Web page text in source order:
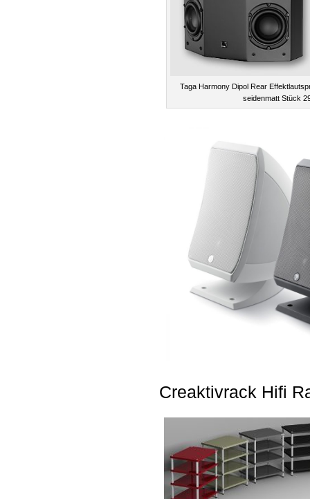
Taga Harmony Dipol Rear
seidenmatt Stück
Creaktivrack Hifi